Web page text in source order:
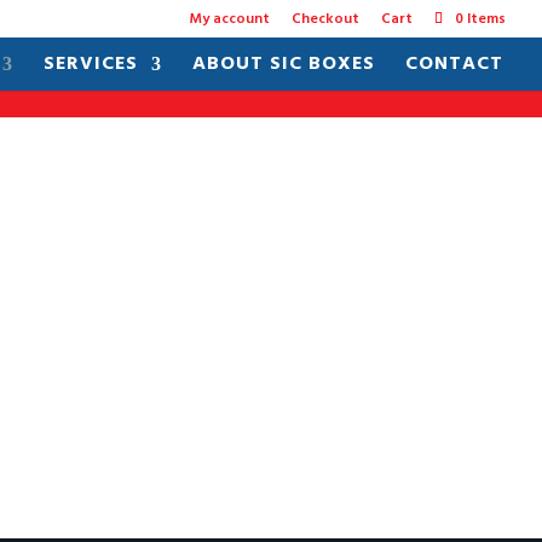
My account Checkout Cart 0 Items
SERVICES ABOUT SIC BOXES CONTACT